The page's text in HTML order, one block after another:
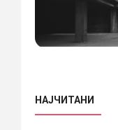
НАЈЧИТАНИ